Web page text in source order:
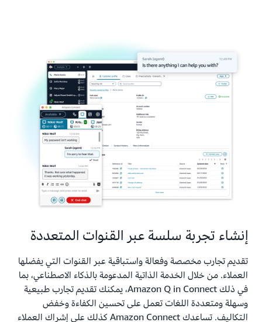
Connect AI، يمكنك بثقة تقديم تجارب عملاء محسّنة
بالذكاء الاصطناعي دون مقايضات التكلفة.
تعرَّف على المزيد حول التسعير
إنشاء تجربة سلسة عبر القنوات المتعددة
تقديم تجارب مخصصة وفعالة واستباقية عبر القنوات التي يفضلها
العملاء. من خلال الخدمة الذاتية المدعومة بالذكاء الاصطناعي، بما
في ذلك Amazon Q in Connect، يمكنك تقديم تجارب طبيعية
وسهلة ومتعددة اللغات تعمل على تحسين الكفاءة وخفض
التكاليف. تساعدك Amazon Connect كذلك على إشراك العملاء